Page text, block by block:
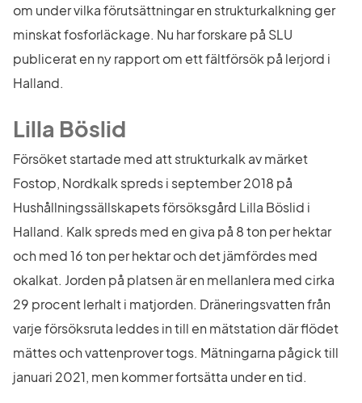
om under vilka förutsättningar en strukturkalkning ger
minskat fosforläckage. Nu har forskare på SLU
publicerat en ny rapport om ett fältförsök på lerjord i
Halland.
Lilla Böslid
Försöket startade med att strukturkalk av märket
Fostop, Nordkalk spreds i september 2018 på
Hushållningssällskapets försöksgård Lilla Böslid i
Halland. Kalk spreds med en giva på 8 ton per hektar
och med 16 ton per hektar och det jämfördes med
okalkat. Jorden på platsen är en mellanlera med cirka
29 procent lerhalt i matjorden. Dräneringsvatten från
varje försöksruta leddes in till en mätstation där flödet
mättes och vattenprover togs. Mätningarna pågick till
januari 2021, men kommer fortsätta under en tid.